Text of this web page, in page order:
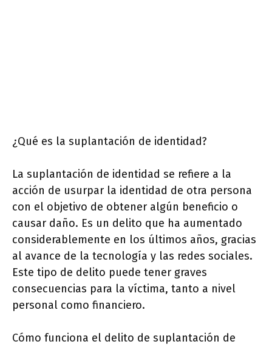
¿Qué es la suplantación de identidad?
La suplantación de identidad se refiere a la
acción de usurpar la identidad de otra persona
con el objetivo de obtener algún beneficio o
causar daño. Es un delito que ha aumentado
considerablemente en los últimos años, gracias
al avance de la tecnología y las redes sociales.
Este tipo de delito puede tener graves
consecuencias para la víctima, tanto a nivel
personal como financiero.
Cómo funciona el delito de suplantación de